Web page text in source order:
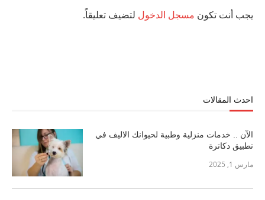
يجب أنت تكون مسجل الدخول لتضيف تعليقاً.
احدث المقالات
الآن .. خدمات منزلية وطبية لحيوانك الاليف في
تطبيق دكاترة
مارس 1, 2025